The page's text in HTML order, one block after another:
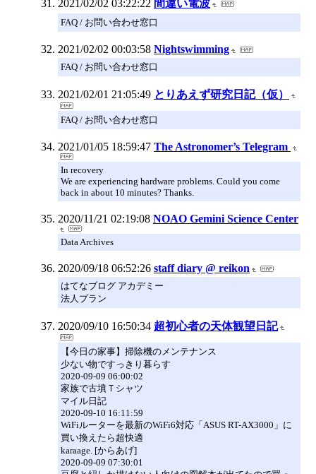
2021/02/02 03:22:22 間違い電波
FAQ / お問い合わせ窓口
2021/02/02 00:03:58 Nightswimming
FAQ / お問い合わせ窓口
2021/02/01 21:05:49 とりあえず研究日記（仮）
FAQ / お問い合わせ窓口
2021/01/05 18:59:47 The Astronomer’s Telegram
In recovery
We are experiencing hardware problems. Could you come
back in about 10 minutes? Thanks.
2020/11/21 02:19:08 NOAO Gemini Science Center
Data Archives
2020/09/18 06:52:26 staff diary @ reikon
はてなブログ アカデミー
法人プラン
2020/09/10 16:50:34 超初心者の天体観望日記
【今日の家事】掃除機のメンテナンス
少ない物ですっきり暮らす
2020-09-09 06:00:02
家族で古墳Ｔシャツ
マイル日記
2020-09-10 16:11:59
WiFiルーターを最新のWiFi6対応「ASUS RT-AX3000」に
買い換えたら超快適
karaage. [からあげ]
2020-09-09 07:30:01